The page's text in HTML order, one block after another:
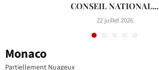
CONSEIL NATIONAL...
22 juillet 2026
Monaco
Partiellement Nuageux